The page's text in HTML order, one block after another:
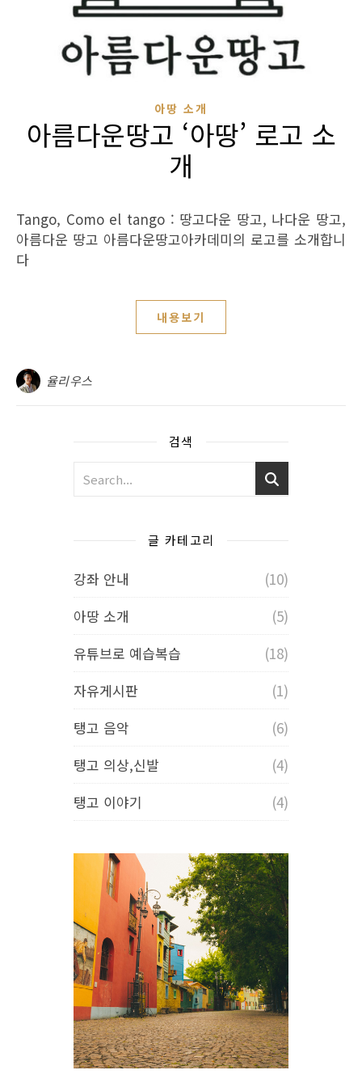
아땅 소개
아름다운땅고 ‘아땅’ 로고 소
개
Tango, Como el tango : 땅고다운 땅고, 나다운 땅고,
아름다운 땅고 아름다운땅고아카데미의 로고를 소개합니
다
내용보기
율리우스
검색
글 카테고리
강좌 안내
(10)
아땅 소개
(5)
유튜브로 예습복습
(18)
자유게시판
(1)
탱고 음악
(6)
탱고 의상,신발
(4)
탱고 이야기
(4)